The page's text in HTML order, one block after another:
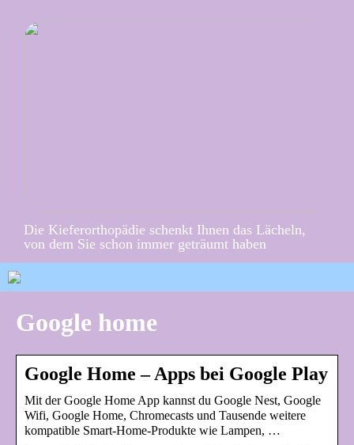
Die Kieferorthopädie schenkt Ihnen das Lächeln,
von dem Sie schon immer geträumt haben
Google home
Google Home – Apps bei Google Play
Mit der Google Home App kannst du Google Nest, Google
Wifi, Google Home, Chromecasts und Tausende weitere
kompatible Smart-Home-Produkte wie Lampen, …